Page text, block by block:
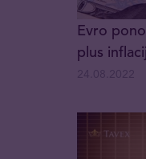
Evro
plus